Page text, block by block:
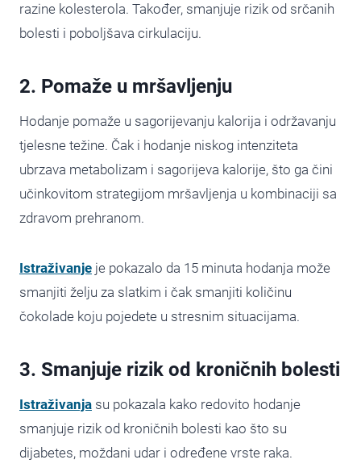
razine kolesterola. Također, smanjuje rizik od srčanih
bolesti i poboljšava cirkulaciju.
2. Pomaže u mršavljenju
Hodanje pomaže u sagorijevanju kalorija i održavanju
tjelesne težine. Čak i hodanje niskog intenziteta
ubrzava metabolizam i sagorijeva kalorije, što ga čini
učinkovitom strategijom mršavljenja u kombinaciji sa
zdravom prehranom.
Istraživanje je pokazalo da 15 minuta hodanja može
smanjiti želju za slatkim i čak smanjiti količinu
čokolade koju pojedete u stresnim situacijama.
3. Smanjuje rizik od kroničnih bolesti
Istraživanja su pokazala kako redovito hodanje
smanjuje rizik od kroničnih bolesti kao što su
dijabetes, moždani udar i određene vrste raka.